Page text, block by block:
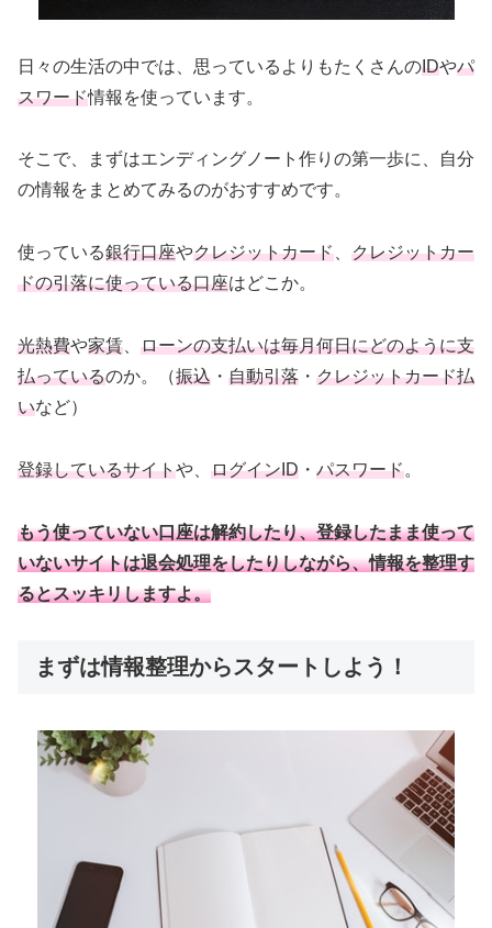
日々の生活の中では、思っているよりもたくさんのIDやパ
スワード情報を使っています。
そこで、まずはエンディングノート作りの第一歩に、自分
の情報をまとめてみるのがおすすめです。
使っている銀行口座やクレジットカード
クレジットカー
ドの引落に使っている口座はどこか。
光熱費や家賃
ローンの支払いは毎月何日にどのように支
払っているのか。（振込 ・ 自動引落 ・ クレジットカード払
いなど）
登録しているサイトや、 ログインID ・ パスワード。
もう使っていない口座は解約したり、登録したまま使って
いないサイトは退会処理をしたりしながら、情報を整理す
るとスッキリしますよ。
まずは情報整理からスタートしよう！